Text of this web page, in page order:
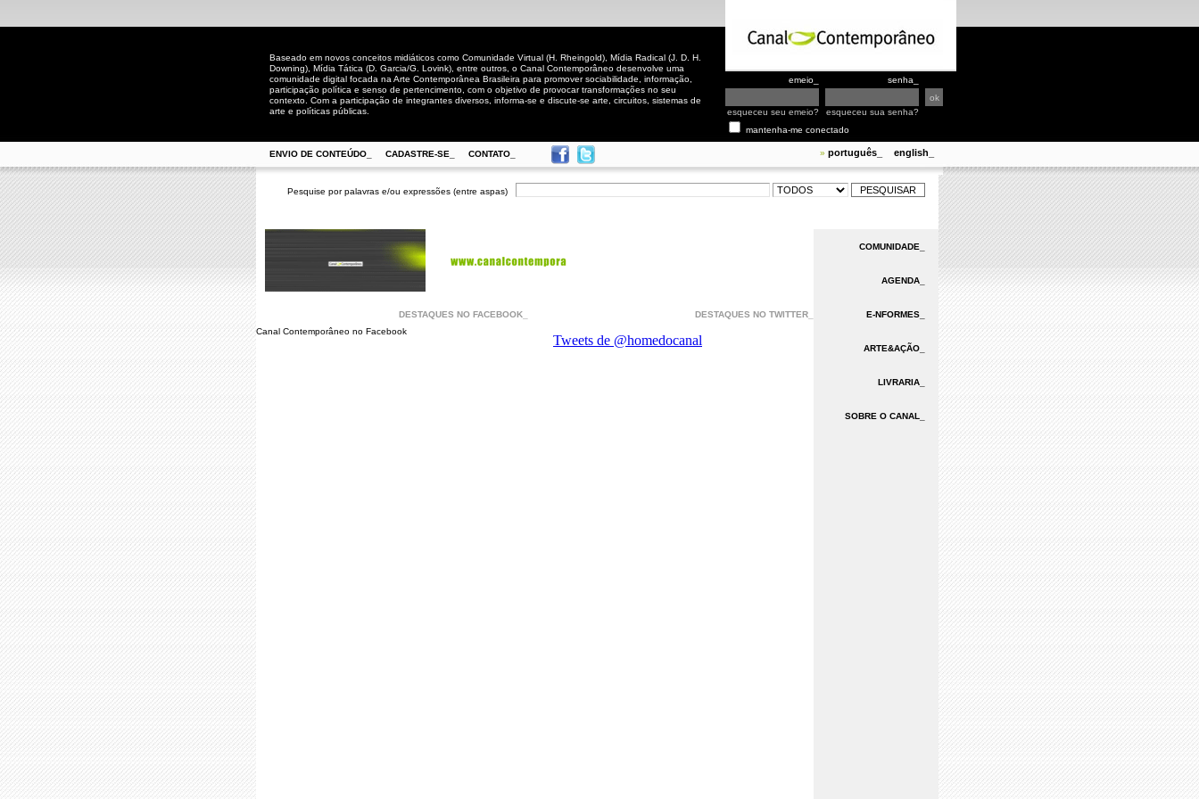
Baseado em novos conceitos midiáticos como Comunidade Virtual (H. Rheingold), Mídia Radical (J. D. H.
Downing), Mídia Tática (D. Garcia/G. Lovink), entre outros, o Canal Contemporâneo desenvolve uma
comunidade digital focada na Arte Contemporânea Brasileira para promover sociabilidade, informação,
participação política e senso de pertencimento, com o objetivo de provocar transformações no seu
contexto. Com a participação de integrantes diversos, informa-se e discute-se arte, circuitos, sistemas de
arte e políticas públicas.
emeio_ senha_
esqueceu seu emeio?
esqueceu sua senha?
mantenha-me conectado
ENVIO DE CONTEÚDO_ CADASTRE-SE_ CONTATO_ » português_ english_
Pesquise por palavras e/ou expressões (entre aspas)
DESTAQUES NO FACEBOOK_
Canal Contemporâneo no Facebook
DESTAQUES NO TWITTER_
COMUNIDADE_
AGENDA_
E-NFORMES_
ARTE&AÇÃO_
LIVRARIA_
SOBRE O CANAL_